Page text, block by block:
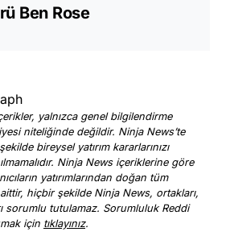
Ben Rose
yalnızca genel bilgilendirme
niteliğinde değildir. Ninja News’te
bireysel yatırım kararlarınızı
Ninja News içeriklerine göre
yatırımlarından doğan tüm
hiçbir şekilde Ninja News, ortakları,
sorumlu tutulamaz. Sorumluluk Reddi
için tıklayınız.